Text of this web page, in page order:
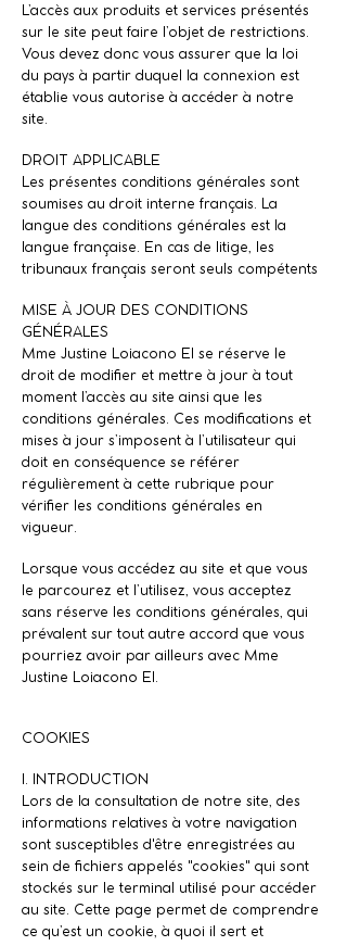
L’accès aux produits et services présentés
sur le site peut faire l’objet de restrictions.
Vous devez donc vous assurer que la loi
du pays à partir duquel la connexion est
établie vous autorise à accéder à notre
site.
DROIT APPLICABLE
Les présentes conditions générales sont
soumises au droit interne français. La
langue des conditions générales est la
langue française. En cas de litige, les
tribunaux français seront seuls compétents
MISE À JOUR DES CONDITIONS
GÉNÉRALES
Mme Justine Loiacono EI se réserve le
droit de modifier et mettre à jour à tout
moment l’accès au site ainsi que les
conditions générales. Ces modifications et
mises à jour s’imposent à l’utilisateur qui
doit en conséquence se référer
régulièrement à cette rubrique pour
vérifier les conditions générales en
vigueur.
Lorsque vous accédez au site et que vous
le parcourez et l’utilisez, vous acceptez
sans réserve les conditions générales, qui
prévalent sur tout autre accord que vous
pourriez avoir par ailleurs avec Mme
Justine Loiacono EI.
COOKIES
I. INTRODUCTION
Lors de la consultation de notre site, des
informations relatives à votre navigation
sont susceptibles d'être enregistrées au
sein de fichiers appelés "cookies" qui sont
stockés sur le terminal utilisé pour accéder
au site. Cette page permet de comprendre
ce qu’est un cookie, à quoi il sert et